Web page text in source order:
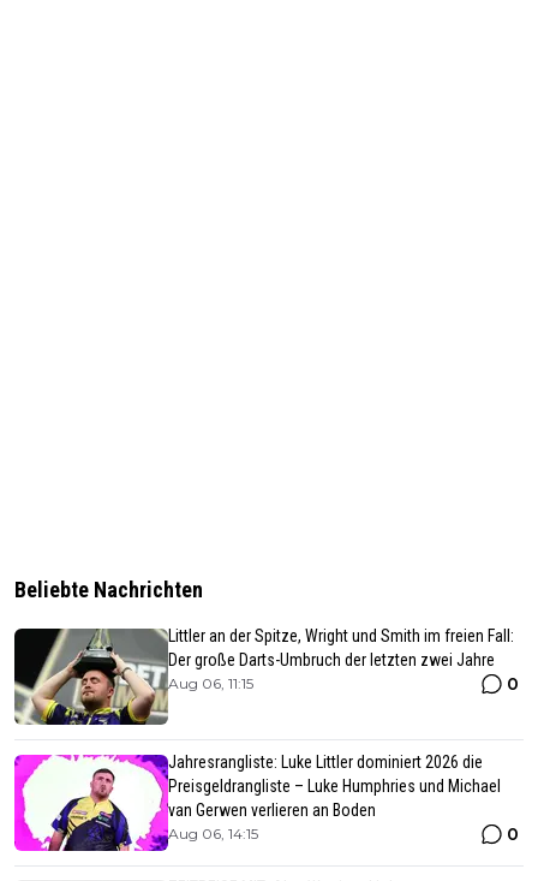
Beliebte Nachrichten
Littler an der Spitze, Wright und Smith im freien Fall:
Der große Darts-Umbruch der letzten zwei Jahre
Aug 06, 11:15 0
Jahresrangliste: Luke Littler dominiert 2026 die
Preisgeldrangliste – Luke Humphries und Michael
van Gerwen verlieren an Boden
Aug 06, 14:15 0